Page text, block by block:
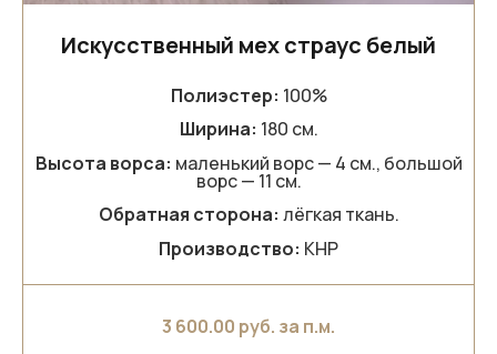
Искусственный мех страус белый
Полиэстер: 100%
Ширина: 180 см.
Высота ворса: маленький ворс — 4 см., большой
ворс — 11 см.
Обратная сторона: лёгкая ткань.
Производство: КНР
3 600.00 руб. за п.м.